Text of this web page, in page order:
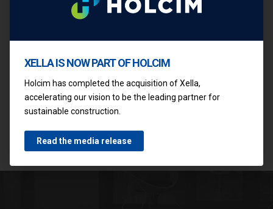
Nema problema, ispunite obrazac i mi
potrebnog Ytong materijala za
izgradnju vašeg novog doma.
Mirna – 97
m2
Nerina –
XELLA IS NOW PART OF HOLCIM
Holcim has completed the acquisition of Xella,
accelerating our vision to be the leading partner for
sustainable construction.
Read the media release